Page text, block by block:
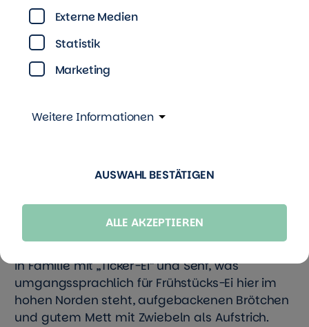
Sonntagsfrühstück heißt bei
in Familie mit „Ticker-Ei“ und Senf, was
umgangssprachlich für Frühstücks-Ei hier im
hohen Norden steht, aufgebackenen Brötchen
und gutem Mett mit Zwiebeln als Aufstrich.
Externe Medien
Statistik
Marketing
Weitere Informationen
AUSWAHL BESTÄTIGEN
ALLE AKZEPTIEREN